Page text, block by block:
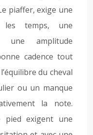
piaffer, exige une
les temps, une
une amplitude
cadence tout
du cheval
ou un manque
la note.
pied exigent une